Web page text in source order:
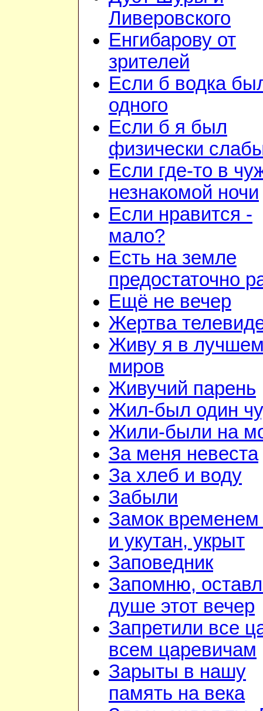
Ливеровского
Енгибарову от
зрителей
Если б водка
одного
Если б я был
физически
Если где-то в
незнакомой ночи
Если нравится -
мало?
Есть на земле
предостаточно
Ещё не вечер
Жертва
Живу я в
миров
Живучий парень
Жил-был один
Жили-были на
За меня невеста
За хлеб и воду
Забыли
Замок временем
и укутан, укрыт
Заповедник
Запомню,
душе этот вечер
Запретили все
всем царевичам
Зарыты в нашу
память на века